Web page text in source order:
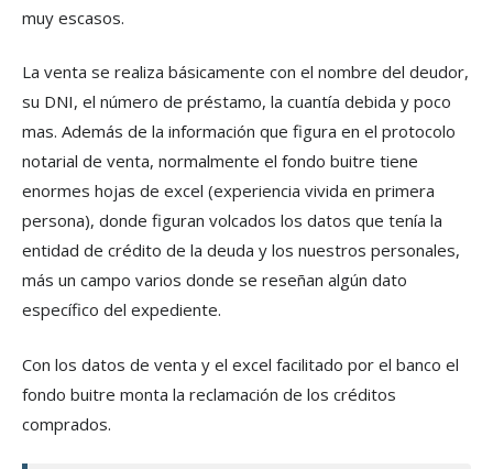
muy escasos.
La venta se realiza básicamente con el nombre del deudor,
su DNI, el número de préstamo, la cuantía debida y poco
mas. Además de la información que figura en el protocolo
notarial de venta, normalmente el fondo buitre tiene
enormes hojas de excel (experiencia vivida en primera
persona), donde figuran volcados los datos que tenía la
entidad de crédito de la deuda y los nuestros personales,
más un campo varios donde se reseñan algún dato
específico del expediente.
Con los datos de venta y el excel facilitado por el banco el
fondo buitre monta la reclamación de los créditos
comprados.